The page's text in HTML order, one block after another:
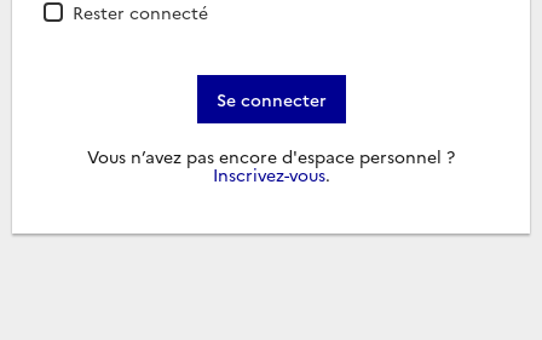
Rester connecté
Se connecter
Vous n’avez pas encore d'espace personnel ?
Inscrivez-vous.